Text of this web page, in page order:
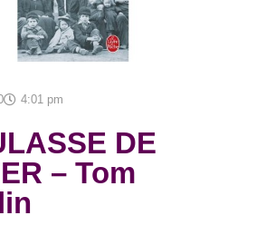
4:01 pm
DE
– Tom